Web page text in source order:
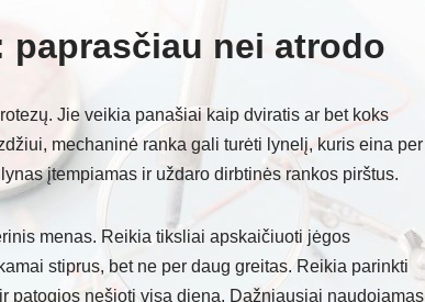
paprasčiau nei atrodo
Jie veikia panašiai kaip dviratis ar bet koks
mechaninė ranka gali turėti lynelį, kuris eina per
įtempiamas ir uždaro dirbtinės rankos pirštus.
menas. Reikia tiksliai apskaičiuoti jėgos
stiprus, bet ne per daug greitas. Reikia parinkti
patogios nešioti visą dieną. Dažniausiai naudojamas